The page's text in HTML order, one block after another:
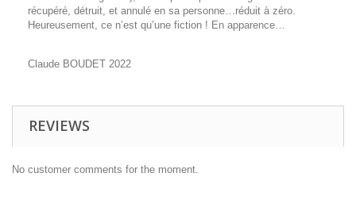
récupéré, détruit, et annulé en sa personne…réduit à zéro.
Heureusement, ce n’est qu’une fiction ! En apparence…
Claude BOUDET 2022
REVIEWS
No customer comments for the moment.